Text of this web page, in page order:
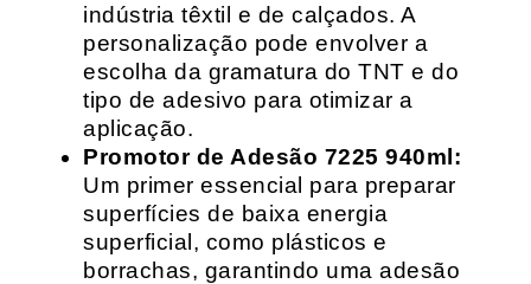
indústria têxtil e de calçados. A
personalização pode envolver a
escolha da gramatura do TNT e do
tipo de adesivo para otimizar a
aplicação.
Promotor de Adesão 7225 940ml:
Um primer essencial para preparar
superfícies de baixa energia
superficial, como plásticos e
borrachas, garantindo uma adesão